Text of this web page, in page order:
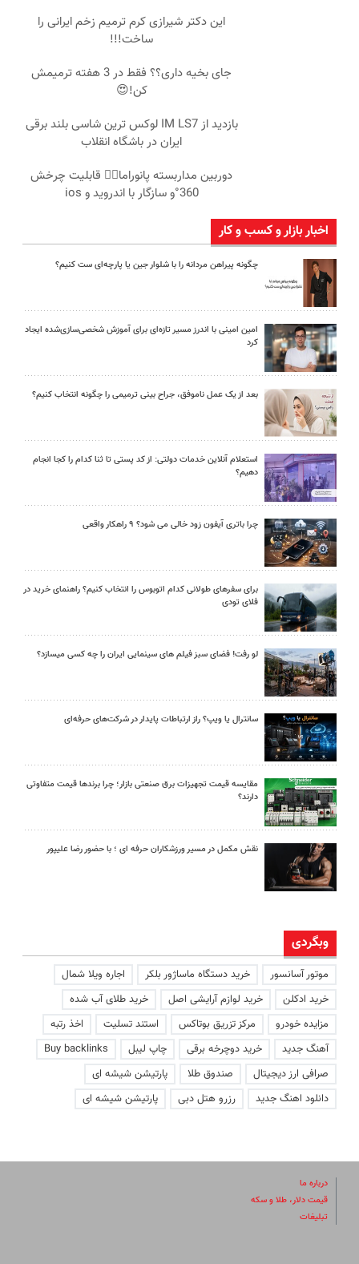
این دکتر شیرازی کرم ترمیم زخم ایرانی را
ساخت!!!
جای بخیه داری؟؟ فقط در 3 هفته ترمیمش
کن!😍
بازدید از IM LS7 لوکس ترین شاسی بلند برقی
ایران در باشگاه انقلاب
دوربین مداربسته پانوراما👈🏻 قابلیت چرخش
360°و سازگار با اندروید و ios
اخبار بازار و کسب و کار
چگونه پیراهن مردانه را با شلوار جین یا پارچه‌ای ست کنیم؟
امین امینی با اندرز مسیر تازه‌ای برای آموزش شخصی‌سازی‌شده ایجاد
کرد
بعد از یک عمل ناموفق، جراح بینی ترمیمی را چگونه انتخاب کنیم؟
استعلام آنلاین خدمات دولتی: از کد پستی تا ثنا کدام را کجا انجام
دهیم؟
چرا باتری آیفون زود خالی می شود؟ ۹ راهکار واقعی
برای سفرهای طولانی کدام اتوبوس را انتخاب کنیم؟ راهنمای خرید در
فلای تودی
لو رفت! فضای سبز فیلم های سینمایی ایران را چه کسی میسازد؟
سانترال یا ویپ؟ راز ارتباطات پایدار در شرکت‌های حرفه‌ای
مقایسه قیمت تجهیزات برق صنعتی بازار؛ چرا برندها قیمت متفاوتی
دارند؟
نقش مکمل در مسیر ورزشکاران حرفه ای ؛ با حضور رضا علیپور
وبگردی
موتور آسانسور خرید دستگاه ماساژور بلکر
اجاره ویلا شمال
خرید ادکلن
خرید لوازم آرایشی اصل
خرید طلای آب شده
مزایده خودرو
مرکز تزریق بوتاکس استند تسلیت
اخذ رتبه
آهنگ جدید
خرید دوچرخه برقی چاپ لیبل
Buy backlinks
صرافی ارز دیجیتال
صندوق طلا
پارتیشن شیشه ای
دانلود اهنگ جدید
رزرو هتل دبی پارتیشن شیشه ای
درباره ما
قیمت دلار، طلا و سکه
تبلیغات